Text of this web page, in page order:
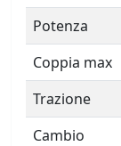
Potenza
Coppia max
Trazione
Cambio